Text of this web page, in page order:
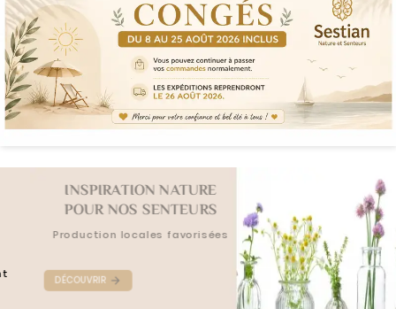
INSPIRATION NATURE
POUR NOS SENTEURS
Production locales favorisées
DÉCOUVRIR 